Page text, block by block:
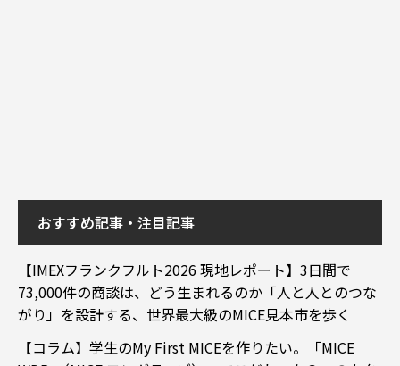
おすすめ記事・注目記事
【IMEXフランクフルト2026 現地レポート】3日間で
73,000件の商談は、どう生まれるのか「人と人とのつな
がり」を設計する、世界最大級のMICE見本市を歩く
【コラム】学生のMy First MICEを作りたい。「MICE